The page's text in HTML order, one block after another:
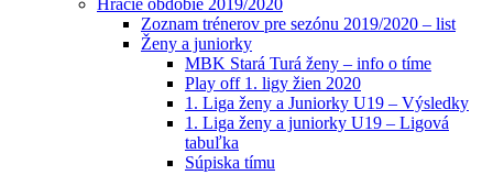
Zoznam trénerov pre sezónu 2019/2020 – list
Ženy a juniorky
MBK Stará Turá ženy – info o tíme
Play off 1. ligy žien 2020
1. Liga ženy a Juniorky U19 – Výsledky
1. Liga ženy a juniorky U19 – Ligová
tabuľka
Súpiska tímu